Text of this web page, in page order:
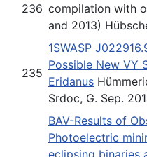
236 compilation with
and 2013)
235
1SWASP
Possible New VY
Eridanus
Srdoc, G. Sep.
BAV-Results of
Photoelectric
eclipsing binaries